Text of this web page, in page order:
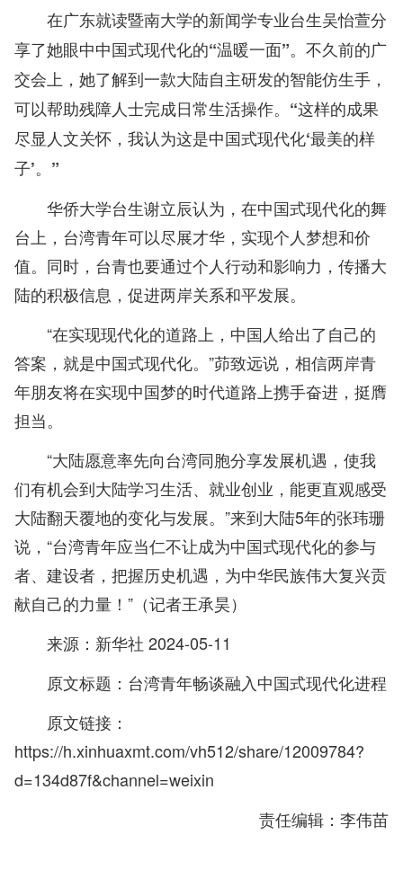
在广东就读暨南大学的新闻学专业台生吴怡萱分
享了她眼中中国式现代化的“温暖一面”。不久前的广
交会上，她了解到一款大陆自主研发的智能仿生手，
可以帮助残障人士完成日常生活操作。“这样的成果
尽显人文关怀，我认为这是中国式现代化‘最美的样
子’。”
华侨大学台生谢立辰认为，在中国式现代化的舞
台上，台湾青年可以尽展才华，实现个人梦想和价
值。同时，台青也要通过个人行动和影响力，传播大
陆的积极信息，促进两岸关系和平发展。
“在实现现代化的道路上，中国人给出了自己的
答案，就是中国式现代化。”茆致远说，相信两岸青
年朋友将在实现中国梦的时代道路上携手奋进，挺膺
担当。
“大陆愿意率先向台湾同胞分享发展机遇，使我
们有机会到大陆学习生活、就业创业，能更直观感受
大陆翻天覆地的变化与发展。”来到大陆5年的张玮珊
说，“台湾青年应当仁不让成为中国式现代化的参与
者、建设者，把握历史机遇，为中华民族伟大复兴贡
献自己的力量！”（记者王承昊）
来源：新华社 2024-05-11
原文标题：台湾青年畅谈融入中国式现代化进程
原文链接：
https://h.xinhuaxmt.com/vh512/share/12009784?
d=134d87f&channel=weixin
责任编辑：李伟苗